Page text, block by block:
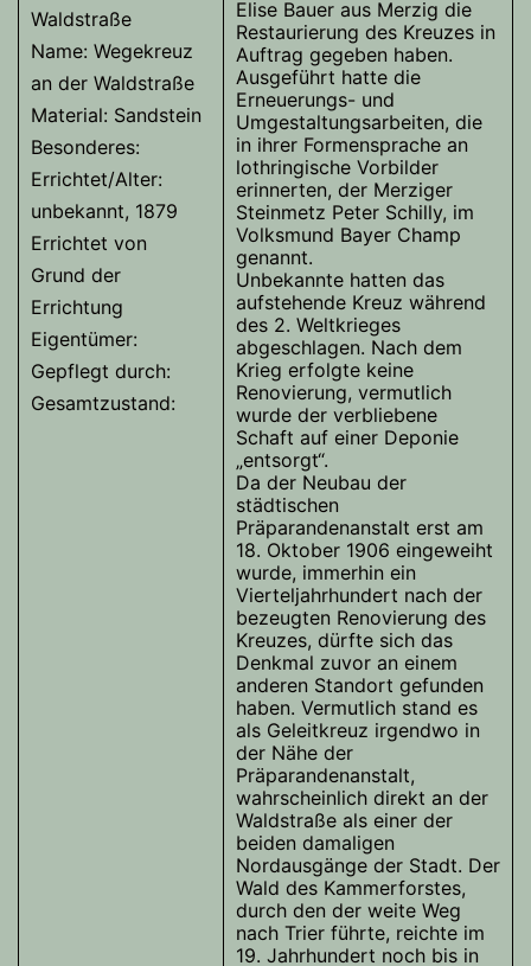
Waldstraße
Name: Wegekreuz
an der Waldstraße
Material: Sandstein
Besonderes:
Errichtet/Alter:
unbekannt, 1879
Errichtet von
Grund der
Errichtung
Eigentümer:
Gepflegt durch:
Gesamtzustand:
Elise Bauer aus Merzig die
Restaurierung des Kreuzes in
Auftrag gegeben haben.
Ausgeführt hatte die
Erneuerungs- und
Umgestaltungsarbeiten, die
in ihrer Formensprache an
lothringische Vorbilder
erinnerten, der Merziger
Steinmetz Peter Schilly, im
Volksmund Bayer Champ
genannt.
Unbekannte hatten das
aufstehende Kreuz während
des 2. Weltkrieges
abgeschlagen. Nach dem
Krieg erfolgte keine
Renovierung, vermutlich
wurde der verbliebene
Schaft auf einer Deponie
„entsorgt“.
Da der Neubau der
städtischen
Präparandenanstalt erst am
18. Oktober 1906 eingeweiht
wurde, immerhin ein
Vierteljahrhundert nach der
bezeugten Renovierung des
Kreuzes, dürfte sich das
Denkmal zuvor an einem
anderen Standort gefunden
haben. Vermutlich stand es
als Geleitkreuz irgendwo in
der Nähe der
Präparandenanstalt,
wahrscheinlich direkt an der
Waldstraße als einer der
beiden damaligen
Nordausgänge der Stadt. Der
Wald des Kammerforstes,
durch den der weite Weg
nach Trier führte, reichte im
19. Jahrhundert noch bis in